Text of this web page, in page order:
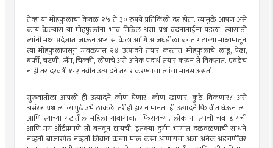
तेव्हा या मोहफुलांचा केवळ २५ ते ३० रुपये प्रतिकिलो दर होता. त्यामुळे आपण असे
काय केल्यास या मोहफुलांना भाव मिळेल असा प्रश्न वंदनाताईंना पडला. त्यासाठी
त्यांनी मध्य प्रदेशात जाऊन अभ्यास केला आणि आजघडीला बचत गटाच्या माध्यमातून
त्या मोहफुलांपासून जवळपास २४ उत्पादने तयार करतात. मोहफुलाचे लाडू, पेढा,
बर्फी, चटणी, जॅम, चिक्की, लोणचे असे अनेक पदार्थ तयार करून ते विकतात. एवढेच
नाही तर दरवर्षी १-२ नवीन उत्पादने तयार करण्याचा त्यांचा मानस असतो.
सुरुवातीला आपली ही उत्पादने कोण घेणार, कोण खाणार, कुठे विकणार? असे
असंख्य प्रश्न त्यांच्यापुढे उभे ठाकले. तरीही हार न मानता ही उत्पादने पिशवीत घेऊन त्या
आणि त्यांच्या गटातील महिला गावागावात फिरायच्या. लोकांना त्यांची चव द्यायची
आणि मग ऑर्डप्रमाणे ती बनवून द्यायची. इतक्या दुर्गम भागात दळवळणाची साधने
नव्हती, बाजारपेठ नव्हती शिवाय कच्चा माल कसा आणायचा अशा अनेक अडचणींवर